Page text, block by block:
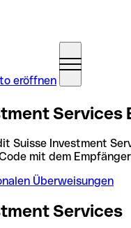
eröffnen
Services
Suisse Investment
mit dem
Überweisungen
Services